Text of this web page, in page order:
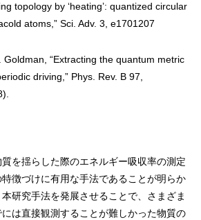
topology by ‘heating’: quantized circular
atoms,” Sci. Adv. 3, e1701207
Goldman, “Extracting the quantum metric
driving,” Phys. Rev. B 97,
を揺らした際のエネルギー吸収率の測定
徴づけに有用な手法であることが明らか
研究手法を発展させることで、さまざま
は直接観測することが難しかった物質の